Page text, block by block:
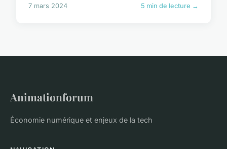
7 mars 2024 5 min de lecture →
Animationforum
Économie numérique et enjeux de la tech